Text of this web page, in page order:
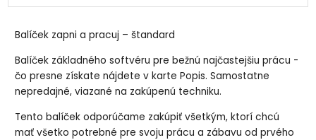
Balíček zapni a pracuj – štandard
Balíček základného softvéru pre bežnú najčastejšiu prácu -
čo presne získate nájdete v karte Popis. Samostatne
nepredajné, viazané na zakúpenú techniku.
Tento balíček odporúčame zakúpiť všetkým, ktorí chcú
mať všetko potrebné pre svoju prácu a zábavu od prvého